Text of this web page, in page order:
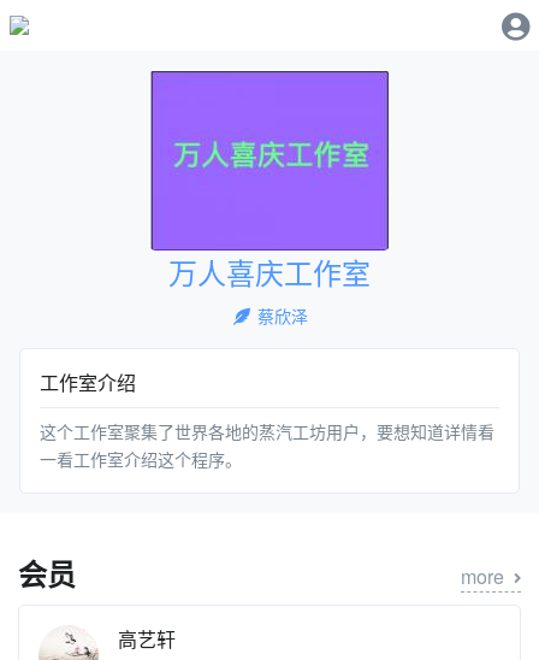
万人喜庆工作室
蔡欣泽
工作室介绍
这个工作室聚集了世界各地的蒸汽工坊用户，要想知道详情看
一看工作室介绍这个程序。
会员 more
高艺轩